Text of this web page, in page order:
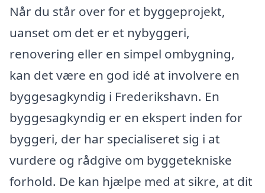
Når du står over for et byggeprojekt,
uanset om det er et nybyggeri,
renovering eller en simpel ombygning,
kan det være en god idé at involvere en
byggesagkyndig i Frederikshavn. En
byggesagkyndig er en ekspert inden for
byggeri, der har specialiseret sig i at
vurdere og rådgive om byggetekniske
forhold. De kan hjælpe med at sikre, at dit